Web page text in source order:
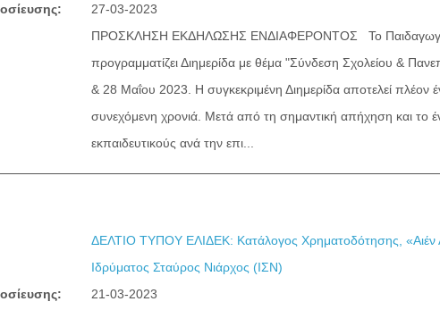
27-03-2023
ΠΡΟΣΚΛΗΣΗ ΕΚΔΗΛΩΣΗΣ ΕΝΔΙΑΦΕΡΟΝΤΟΣ Το Παιδαγωγικό
προγραμματίζει Διημερίδα με θέμα "Σύνδεση Σχολείου &
& 28 Μαΐου 2023. Η συγκεκριμένη Διημερίδα αποτελεί πλέον
συνεχόμενη χρονιά. Μετά από τη σημαντική απήχηση και το
εκπαιδευτικούς ανά την επι...
ΔΕΛΤΙΟ ΤΥΠΟΥ ΕΛΙΔΕΚ: Κατάλογος Χρηματοδότησης, «Αιέν
Ιδρύματος Σταύρος Νιάρχος (ΙΣΝ)
21-03-2023